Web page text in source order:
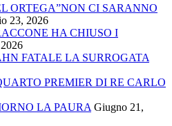
ORTEGA”NON CI SARANNO
23, 2026
HA CHIUSO I
FATALE LA SURROGATA
PREMIER DI RE CARLO
LA PAURA Giugno 21,